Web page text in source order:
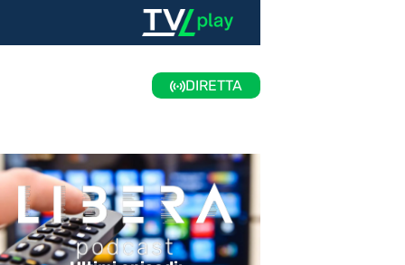
DIRETTA